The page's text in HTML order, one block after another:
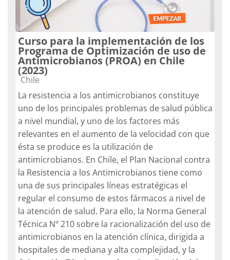
Curso para la implementación de los
Programa de Optimización de uso de
Antimicrobianos (PROA) en Chile
(2023)
Categoría de cursos
Chile
La resistencia a los antimicrobianos constituye
uno de los principales problemas de salud pública
a nivel mundial, y uno de los factores más
relevantes en el aumento de la velocidad con que
ésta se produce es la utilización de
antimicrobianos. En Chile, el Plan Nacional contra
la Resistencia a los Antimicrobianos tiene como
una de sus principales líneas estratégicas el
regular el consumo de estos fármacos a nivel de
la atención de salud. Para ello, la Norma General
Técnica Nº 210 sobre la racionalización del uso de
antimicrobianos en la atención clínica, dirigida a
hospitales de mediana y alta complejidad, y la